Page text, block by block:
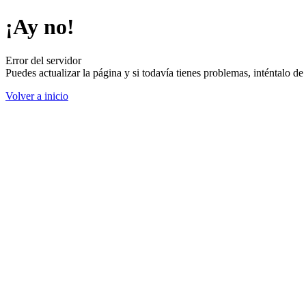
¡Ay no!
Error del servidor
Puedes actualizar la página y si todavía tienes problemas, inténtalo
Volver a inicio